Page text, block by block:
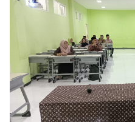
seminar pengasuhan
(6/8/2026). ​Kegiatan
“Menumbuhkan
diikuti oleh pengurus dan
Kementerian Agama […]